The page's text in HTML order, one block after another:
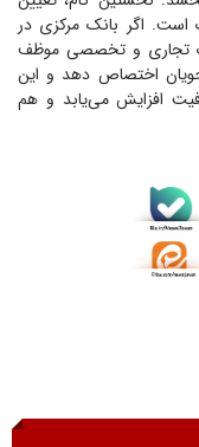
اگر بانک مرکزی در
تجاری و تخصصی موظف
اختصاص دهد و این
افزایش می‌یابد و هم